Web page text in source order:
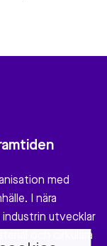
med
I nära
industrin utvecklar
och cirkulära